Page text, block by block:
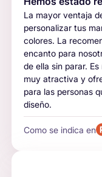
La mayor ventaja
personalizar tus
colores. La
encanto para
de ella sin parar.
muy atractiva y
para las personas
diseño.
Como se indica en